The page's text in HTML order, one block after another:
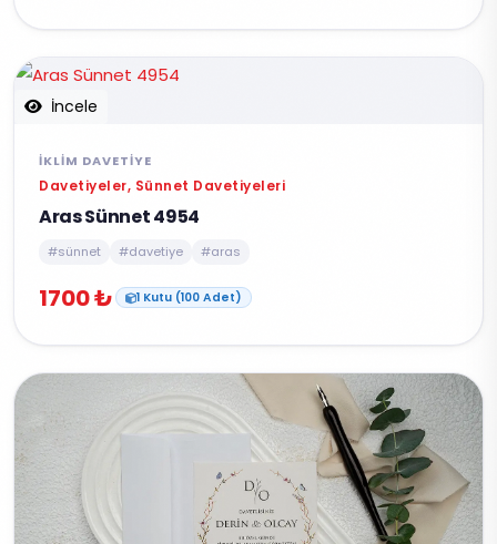
İncele
İKLIM DAVETIYE
Davetiyeler, Sünnet Davetiyeleri
Aras Sünnet 4954
#sünnet #davetiye #aras
1700 ₺ 1 Kutu (100 Adet)